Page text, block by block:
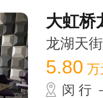
大虹桥
龙湖天
5.80 万
闵 行